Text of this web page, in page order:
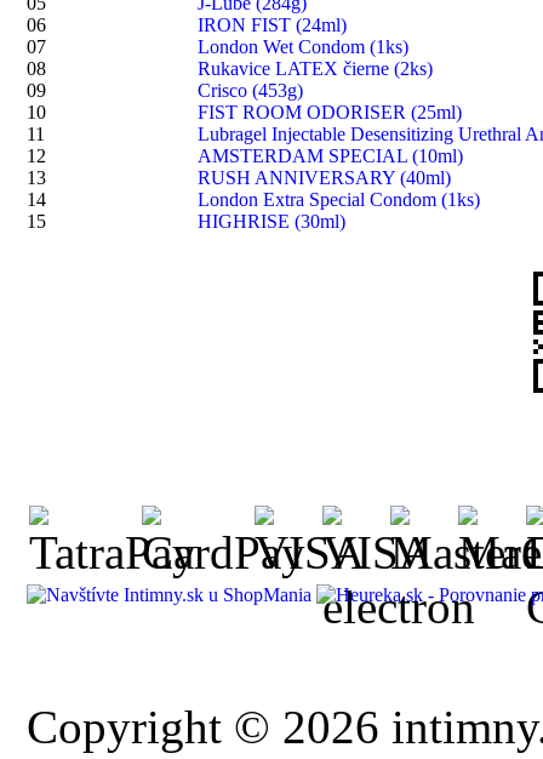
06
IRON FIST (24ml)
07
London Wet Condom (1ks)
08
Rukavice LATEX čierne (2ks)
09
Crisco (453g)
10
FIST ROOM ODORISER (25ml)
11
Lubragel Injectable Desensitizing Urethral
12
AMSTERDAM SPECIAL (10ml)
13
RUSH ANNIVERSARY (40ml)
14
London Extra Special Condom (1ks)
15
HIGHRISE (30ml)
Copyright © 2026